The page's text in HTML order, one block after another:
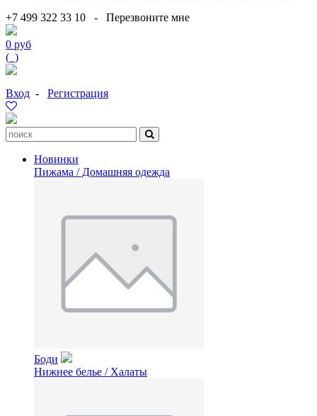
+7 499 322 33 10 - Перезвоните мне
0 руб
( )
Вход - Регистрация
Новинки
Пижама / Домашняя одежда
Боди
Нижнее белье / Халаты